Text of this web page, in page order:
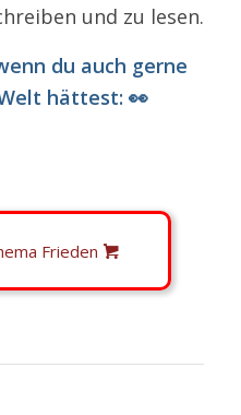
und zu lesen.
du auch gerne
hättest: 👀
Frieden